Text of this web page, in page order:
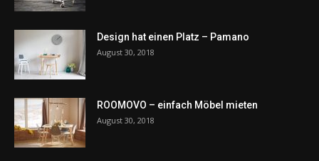
Design hat einen Platz – Pamano
August 30, 2018
ROOMOVO – einfach Möbel mieten
August 30, 2018